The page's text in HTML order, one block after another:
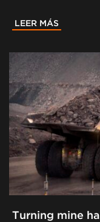
LEER MÁS
Turning mine